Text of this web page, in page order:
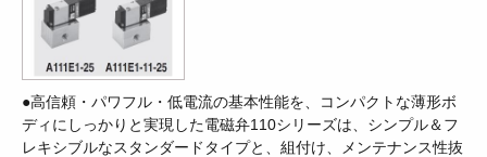
●高信頼・パワフル・低電流の基本性能を、コンパクトな薄形ボ
ディにしっかりと実現した電磁弁110シリーズは、シンプル＆フ
レキシブルなスタンダードタイプと、組付け、メンテナンス性抜